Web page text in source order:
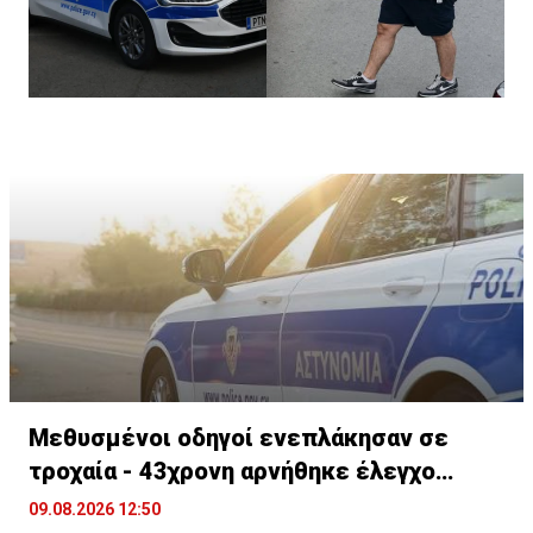
Μεθυσμένοι οδηγοί ενεπλάκησαν σε
τροχαία - 43χρονη αρνήθηκε έλεγχο
αλκοτέστ
09.08.2026 12:50